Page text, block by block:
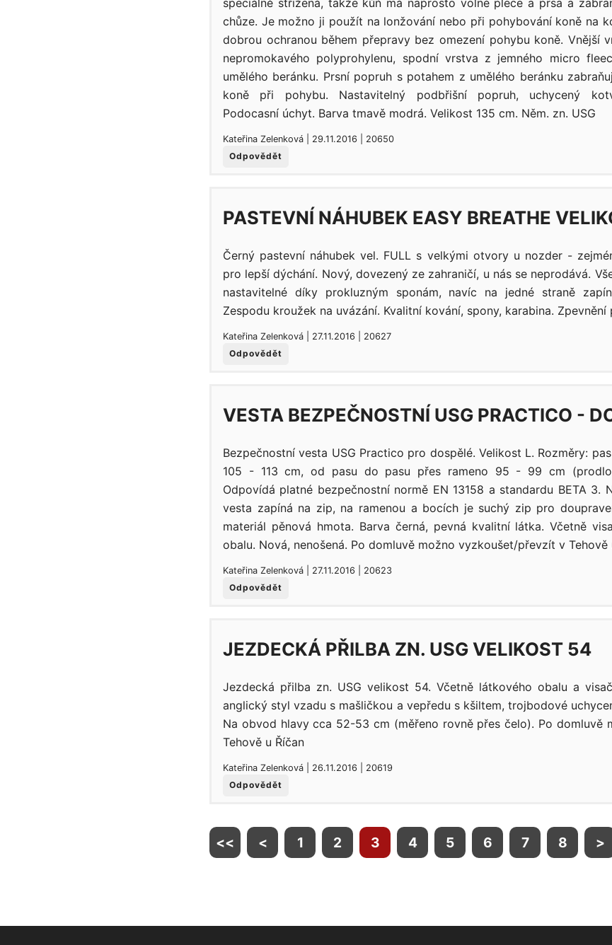
chůze. Je možno ji použít na lonžování nebo při pohybování koně na
dobrou ochranou během přepravy bez omezení pohybu koně. Vnější
nepromokavého polyprohylenu, spodní vrstva z jemného micro
umělého beránku. Prsní popruh s potahem z umělého beránku
koně při pohybu. Nastavitelný podbřišní popruh, uchycený
Podocasní úchyt. Barva tmavě modrá. Velikost 135 cm. Něm. zn. USG
Kateřina Zelenková | 29.11.2016 | 20650
Odpovědět
PASTEVNÍ NÁHUBEK EASY BREATHE
Černý pastevní náhubek vel. FULL s velkými otvory u nozder -
pro lepší dýchání. Nový, dovezený ze zahraničí, u nás se neprodává.
nastavitelné díky prokluzným sponám, navíc na jedné straně
Zespodu kroužek na uvázání. Kvalitní kování, spony, karabina.
Kateřina Zelenková | 27.11.2016 | 20627
Odpovědět
VESTA BEZPEČNOSTNÍ USG PRACTICO -
Bezpečnostní vesta USG Practico pro dospělé. Velikost L. Rozměry:
105 - 113 cm, od pasu do pasu přes rameno 95 - 99 cm
Odpovídá platné bezpečnostní normě EN 13158 a standardu BETA 3.
vesta zapíná na zip, na ramenou a bocích je suchý zip pro
materiál pěnová hmota. Barva černá, pevná kvalitní látka. Včetně
obalu. Nová, nenošená. Po domluvě možno vyzkoušet/převzít v Tehově
Kateřina Zelenková | 27.11.2016 | 20623
Odpovědět
JEZDECKÁ PŘILBA ZN. USG VELIKOST 54
Jezdecká přilba zn. USG velikost 54. Včetně látkového obalu a
anglický styl vzadu s mašličkou a vepředu s kšiltem, trojbodové
Na obvod hlavy cca 52-53 cm (měřeno rovně přes čelo). Po domluvě
Tehově u Říčan
Kateřina Zelenková | 26.11.2016 | 20619
Odpovědět
<< < 1 2 3 4 5 6 7 8 >